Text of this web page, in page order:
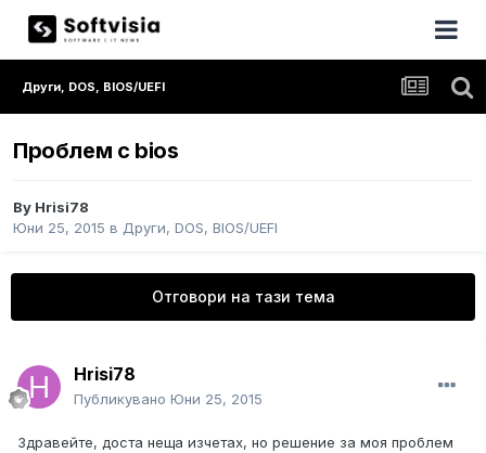
Други, DOS, BIOS/UEFI
Проблем с bios
By Hrisi78
Юни 25, 2015 в Други, DOS, BIOS/UEFI
Отговори на тази тема
Hrisi78
Публикувано Юни 25, 2015
Здравейте, доста неща изчетах, но решение за моя проблем